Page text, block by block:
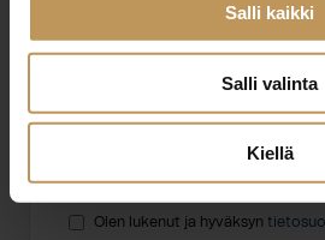
Salli kaikki
Salli valinta
Kiellä
Haluan että minuun otetaan
Olen lukenut ja hyväksyn